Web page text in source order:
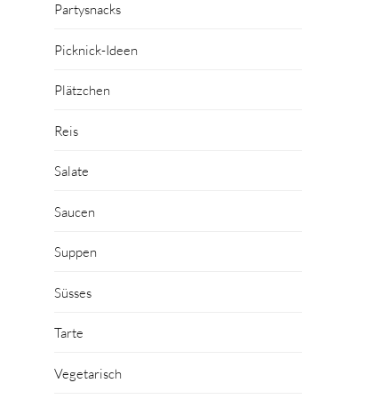
Partysnacks
Picknick-Ideen
Plätzchen
Reis
Salate
Saucen
Suppen
Süsses
Tarte
Vegetarisch